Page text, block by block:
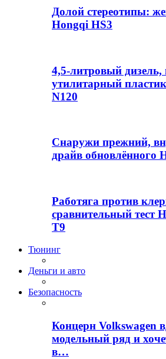
Долой стереотипы:
Hongqi HS3
4,5-литровый
утилитарный
N120
Снаружи прежний,
драйв обновлённого
Работяга против
сравнительный тест
T9
Тюнинг
Деньги и авто
Безопасность
Концерн Volkswagen
модельный ряд и
в…